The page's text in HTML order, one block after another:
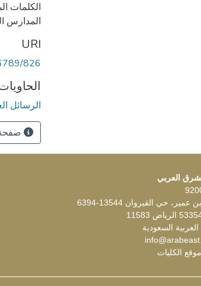
الكلمات
المدارس
URI
826
الرسائل
صفحة
العربي
حي القيروان 13544-6394
السعودية
الكليات